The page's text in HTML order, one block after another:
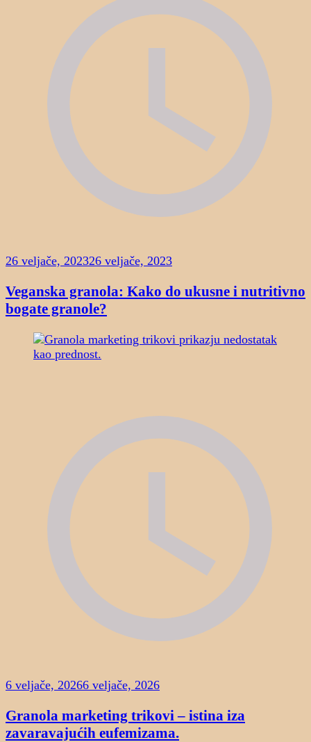
26 veljače, 202326 veljače, 2023
Veganska granola: Kako do ukusne i nutritivno
bogate granole?
6 veljače, 20266 veljače, 2026
Granola marketing trikovi – istina iza
zavaravajućih eufemizama.